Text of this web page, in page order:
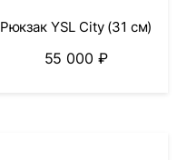
Рюкзак YSL City (31 см)
55 000 ₽